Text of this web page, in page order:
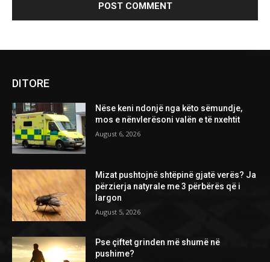
DITORE
Nëse keni ndonjë nga këto sëmundje,
mos e nënvlerësoni valën e të nxehtit
August 6, 2026
Mizat pushtojnë shtëpinë gjatë verës? Ja
përzierja natyrale me 3 përbërës që i
largon
August 5, 2026
Pse çiftet grinden më shumë në
pushime?